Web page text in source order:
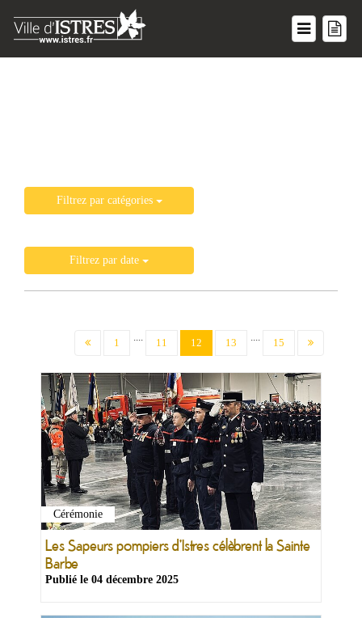
Ma
mairie
Mes
Filtrez par catégories
Filtrez par date
1 .... 11 12 (current)
13 .... 15
Cérémonie
Les Sapeurs pompiers d'Istres célèbrent la Sainte
Barbe
Publié le 04 décembre 2025